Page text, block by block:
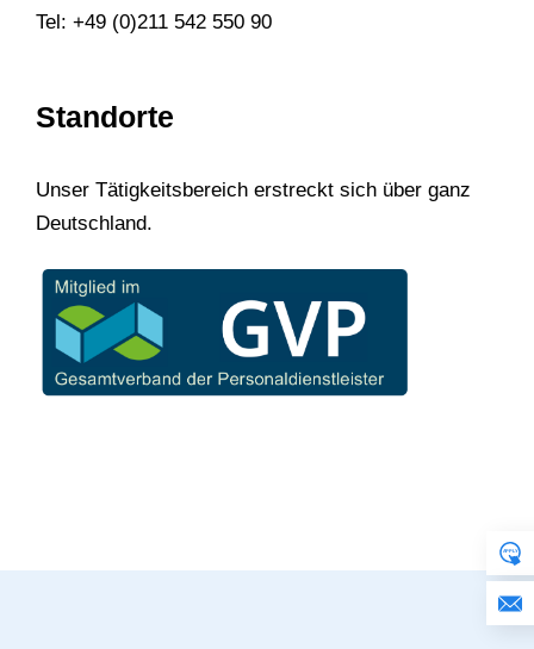
Tel: +49 (0)211 542 550 90
Standorte
Unser Tätigkeitsbereich erstreckt sich über ganz
Deutschland.